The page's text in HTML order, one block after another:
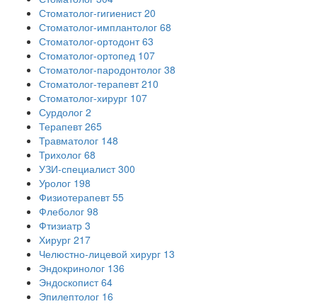
Стоматолог-гигиенист 20
Стоматолог-имплантолог 68
Стоматолог-ортодонт 63
Стоматолог-ортопед 107
Стоматолог-пародонтолог 38
Стоматолог-терапевт 210
Стоматолог-хирург 107
Сурдолог 2
Терапевт 265
Травматолог 148
Трихолог 68
УЗИ-специалист 300
Уролог 198
Физиотерапевт 55
Флеболог 98
Фтизиатр 3
Хирург 217
Челюстно-лицевой хирург 13
Эндокринолог 136
Эндоскопист 64
Эпилептолог 16